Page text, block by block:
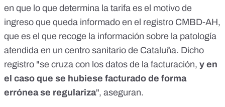
en que lo que determina la tarifa es el motivo de
ingreso que queda informado en el registro CMBD-AH,
que es el que recoge la información sobre la patología
atendida en un centro sanitario de Cataluña. Dicho
registro "se cruza con los datos de la facturación, y en
el caso que se hubiese facturado de forma
errónea se regulariza", aseguran.